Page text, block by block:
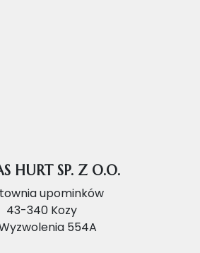
HURT SP. Z O.O.
upominków
43-340 Kozy
554A